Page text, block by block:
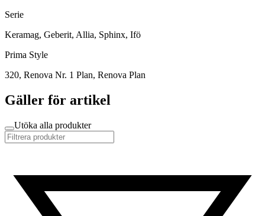
Serie
Keramag, Geberit, Allia, Sphinx, Ifö
Prima Style
320, Renova Nr. 1 Plan, Renova Plan
Gäller för artikel
Utöka alla produkter